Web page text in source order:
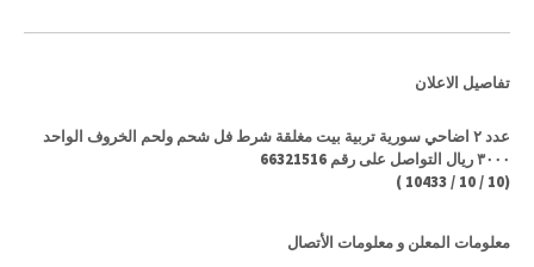
تفاصيل الاعلان
عدد ٢ اضاحي سورية تربية بيت مغلقة شرط فل شحم ولحم الخروف الواحد
٣٠٠٠ ريال التواصل على رقم 66321516
(
10
/
10
/
10433
)
معلومات المعلن و معلومات الأتصال